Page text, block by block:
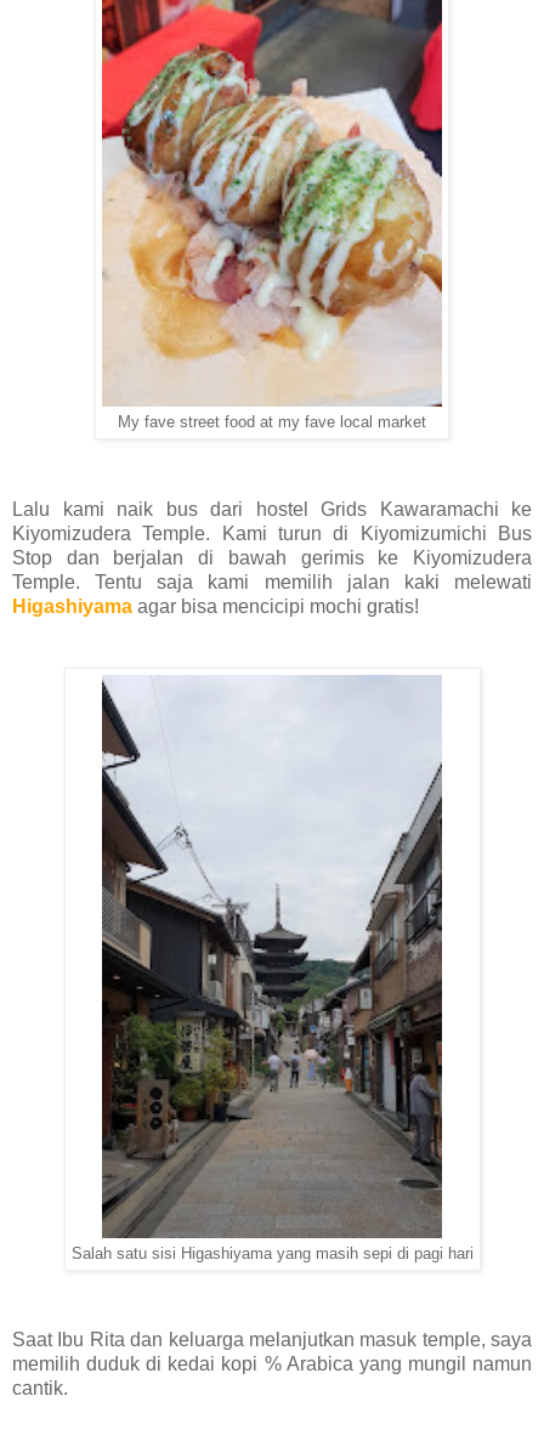
My fave street food at my fave local market
Lalu kami naik bus dari hostel Grids Kawaramachi ke
Kiyomizudera Temple. Kami turun di Kiyomizumichi Bus
Stop dan berjalan di bawah gerimis ke Kiyomizudera
Temple. Tentu saja kami memilih jalan kaki melewati
Higashiyama agar bisa mencicipi mochi gratis!
Salah satu sisi Higashiyama yang masih sepi di pagi hari
Saat Ibu Rita dan keluarga melanjutkan masuk temple, saya
memilih duduk di kedai kopi % Arabica yang mungil namun
cantik.